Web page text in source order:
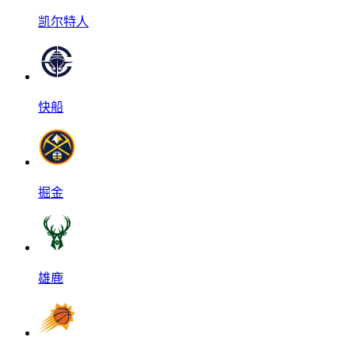
凯尔特人
快船
掘金
雄鹿